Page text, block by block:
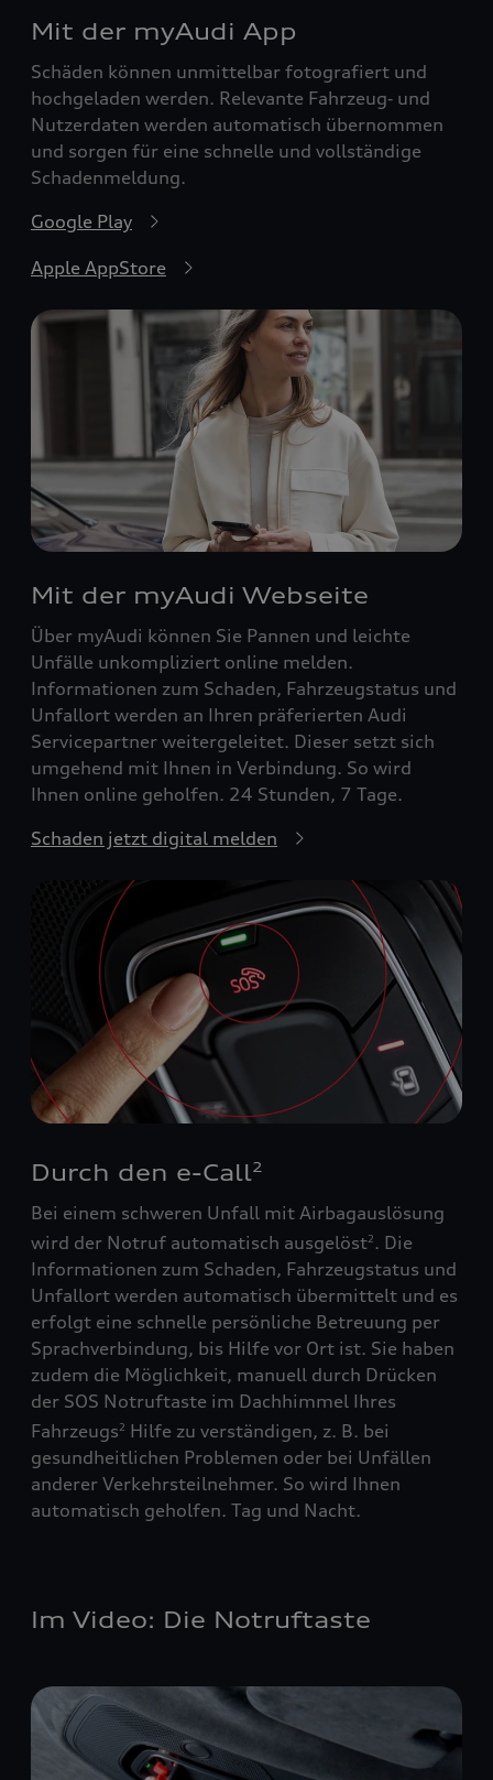
Mit der myAudi App
Schäden können unmittelbar fotografiert und
hochgeladen werden. Relevante Fahrzeug‑ und
Nutzerdaten werden automatisch übernommen
und sorgen für eine schnelle und vollständige
Schadenmeldung.
Google Play
Apple AppStore
Mit der myAudi Webseite
Über myAudi können Sie Pannen und leichte
Unfälle unkompliziert online melden.
Informationen zum Schaden, Fahrzeugstatus und
Unfallort werden an Ihren präferierten Audi
Servicepartner weitergeleitet. Dieser setzt sich
umgehend mit Ihnen in Verbindung. So wird
Ihnen online geholfen. 24 Stunden, 7 Tage.
Schaden jetzt digital melden
Durch den e-Call2
Bei einem schweren Unfall mit Airbagauslösung
wird der Notruf automatisch ausgelöst2 . Die
Informationen zum Schaden, Fahrzeugstatus und
Unfallort werden automatisch übermittelt und es
erfolgt eine schnelle persönliche Betreuung per
Sprachverbindung, bis Hilfe vor Ort ist. Sie haben
zudem die Möglichkeit, manuell durch Drücken
der SOS Notruftaste im Dachhimmel Ihres
Fahrzeugs2 Hilfe zu verständigen, z. B. bei
gesundheitlichen Problemen oder bei Unfällen
anderer Verkehrsteilnehmer. So wird Ihnen
automatisch geholfen. Tag und Nacht.
Im Video: Die Notruftaste